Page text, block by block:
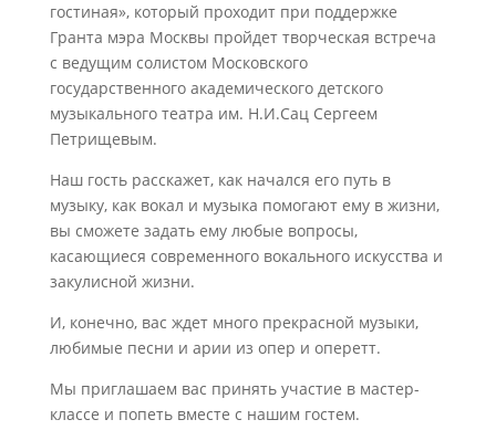
гостиная», который проходит при поддержке
Гранта мэра Москвы пройдет творческая встреча
с ведущим солистом Московского
государственного академического детского
музыкального театра им. Н.И.Сац Сергеем
Петрищевым.
Наш гость расскажет, как начался его путь в
музыку, как вокал и музыка помогают ему в жизни,
вы сможете задать ему любые вопросы,
касающиеся современного вокального искусства и
закулисной жизни.
И, конечно, вас ждет много прекрасной музыки,
любимые песни и арии из опер и оперетт.
Мы приглашаем вас принять участие в мастер-
классе и попеть вместе с нашим гостем.